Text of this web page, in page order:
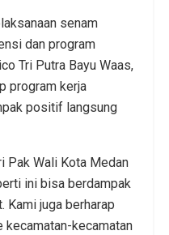
senam
dan program
Tri Putra Bayu Waas,
program kerja
positif langsung
Pak Wali Kota Medan
ini bisa berdampak
Kami juga berharap
kecamatan-kecamatan